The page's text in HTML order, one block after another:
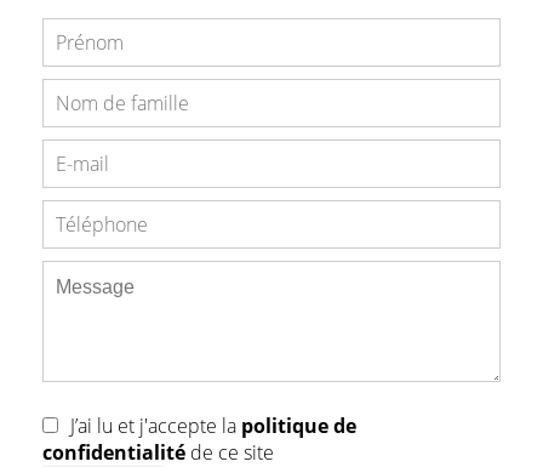
J’ai lu et j'accepte la politique de
confidentialité de ce site